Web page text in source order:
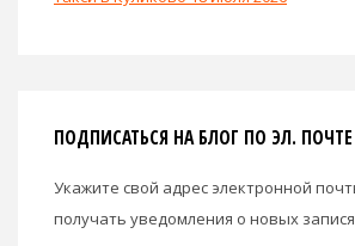
ПОДПИСАТЬСЯ НА БЛОГ ПО ЭЛ. ПОЧТЕ
Укажите свой адрес электронной
получать уведомления о новых